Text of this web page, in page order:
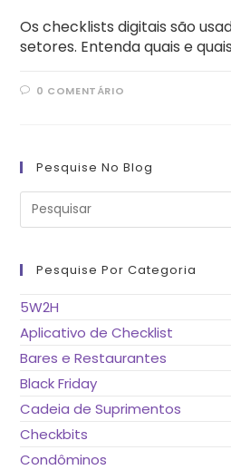
Os checklists digitais são
setores. Entenda quais e
0 COMENTÁRIO
Pesquise No Blog
Pesquise Por Categoria
5W2H
Aplicativo de Checklist
Bares e Restaurantes
Black Friday
Cadeia de Suprimentos
Checkbits
Condôminos